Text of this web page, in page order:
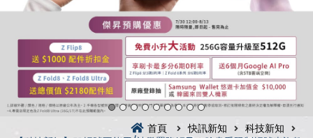
首頁 快訊新知
科技新知